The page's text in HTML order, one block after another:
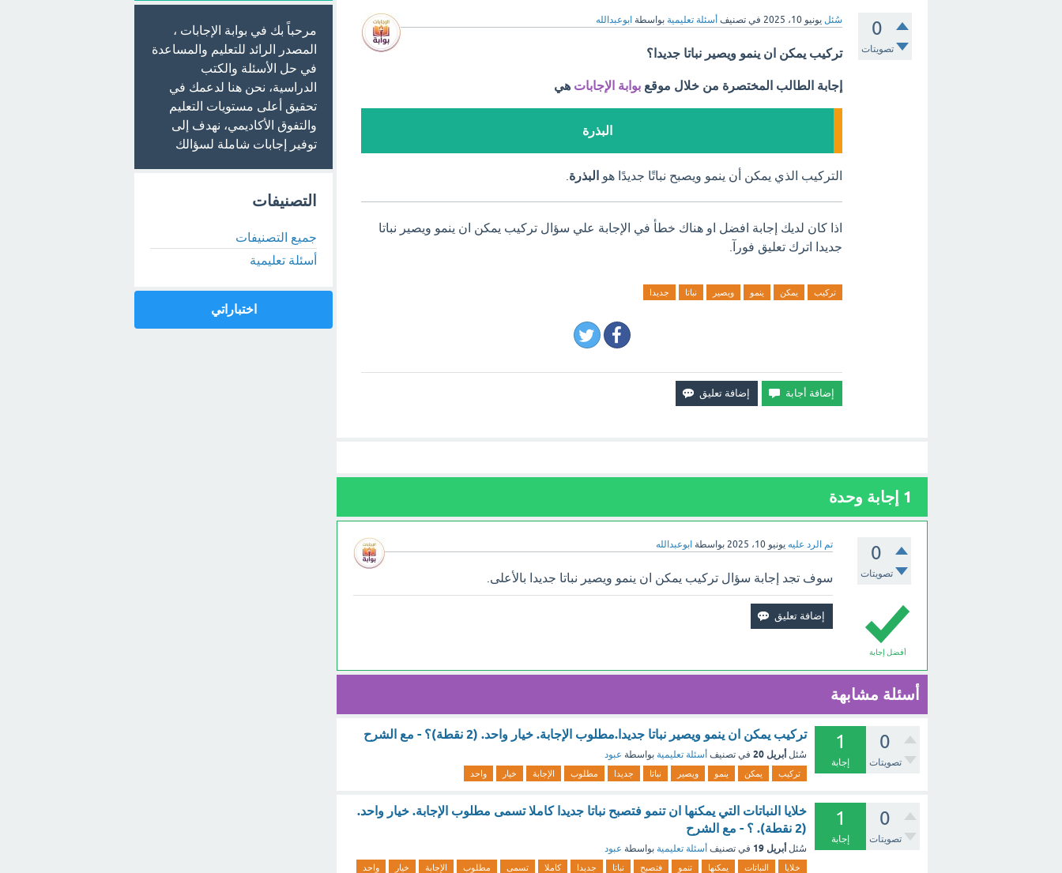
0
تصويتات
سُئل يونيو 10، 2025 في تصنيف أسئلة تعليمية بواسطة ابوعبدالله
تركيب يمكن ان ينمو ويصير نباتا جديدا؟
إجابة الطالب المختصرة من خلال موقع بوابة الإجابات هي
البذرة
التركيب الذي يمكن أن ينمو ويصبح نباتًا جديدًا هو البذرة
اذا كان لديك إجابة افضل او هناك خطأ في الإجابة علي سؤال تركيب يمكن ان ينمو ويصير نباتا
جديدا اترك تعليق فورآ.
تركيب يمكن ينمو ويصير نباتا جديدا
1 إجابة وحدة
0
تصويتات
تم الرد عليه يونيو 10، 2025 بواسطة ابوعبدالله
أفضل إجابة
سوف تجد إجابة سؤال تركيب يمكن ان ينمو ويصير نباتا جديدا بالأعلى.
أسئلة مشابهة
0
تصويتات
1
إجابة
تركيب يمكن ان ينمو ويصير نباتا جديدا.مطلوب الإجابة. خيار واحد. (2 نقطة)؟ - مع الشرح
سُئل أبريل 20 في تصنيف أسئلة تعليمية بواسطة عبود
تركيب يمكن ينمو ويصير نباتا جديدا مطلوب الإجابة خيار واحد
0
تصويتات
1
إجابة
خلايا النباتات التي يمكنها ان تنمو فتصبح نباتا جديدا كاملا تسمى مطلوب الإجابة. خيار واحد.
(2 نقطة). ؟ - مع الشرح
سُئل أبريل 19 في تصنيف أسئلة تعليمية بواسطة عبود
خلايا النباتات يمكنها تنمو فتصبح نباتا جديدا كاملا تسمى مطلوب الإجابة خيار واحد
مرحباً بك في بوابة الإجابات ،
المصدر الرائد للتعليم والمساعدة
في حل الأسئلة والكتب
الدراسية، نحن هنا لدعمك في
تحقيق أعلى مستويات التعليم
والتفوق الأكاديمي، نهدف إلى
توفير إجابات شاملة لسؤالك
التصنيفات
جميع التصنيفات
أسئلة تعليمية
اختباراتي